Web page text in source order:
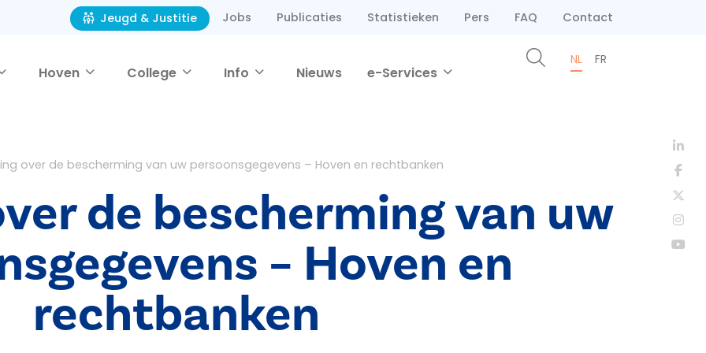
Jeugd & Justitie Jobs Publicaties Statistieken Pers FAQ Contact
Hoven College Info Nieuws e-Services
NL FR
over de bescherming van uw persoonsgegevens – Hoven en rechtbanken
de bescherming van uw
– Hoven en
rechtbanken